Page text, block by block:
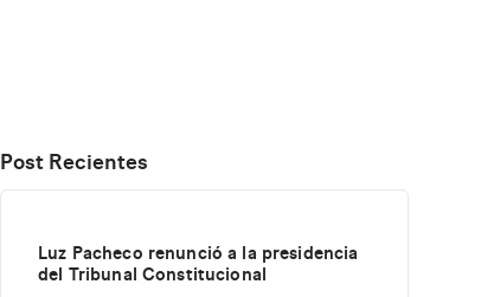
Post Recientes
Luz Pacheco renunció a la presidencia
del Tribunal Constitucional